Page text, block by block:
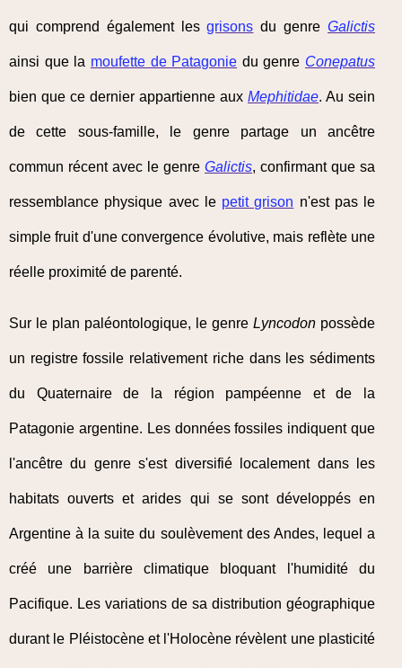
qui comprend également lesgrisons du genreGalictis
ainsi que la moufette de Patagonie du genre Conepatus
bien que ce dernier appartienne aux Mephitidae. Au sein
de cette sous-famille, le genre partage un ancêtre
commun récent avec le genre Galictis, confirmant que sa
ressemblance physique avec le petit grison n'est pas le
simple fruit d'une convergence évolutive, mais reflète une
réelle proximité de parenté.
Sur le plan paléontologique, le genre Lyncodon possède
un registre fossile relativement riche dans les sédiments
du Quaternaire de la région pampéenne et de la
Patagonie argentine. Les données fossiles indiquent que
l'ancêtre du genre s'est diversifié localement dans les
habitats ouverts et arides qui se sont développés en
Argentine à la suite du soulèvement des Andes, lequel a
créé une barrière climatique bloquant l'humidité du
Pacifique. Les variations de sa distribution géographique
durant le Pléistocène et l'Holocène révèlent une plasticité